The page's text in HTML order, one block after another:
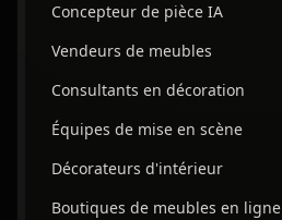
Concepteur de pièce IA
Vendeurs de meubles
Consultants en décoration
Équipes de mise en scène
Décorateurs d'intérieur
Boutiques de meubles en ligne